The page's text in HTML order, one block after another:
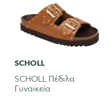
SCHOLL
SCHOLL Πέδιλα
Γυναικεία